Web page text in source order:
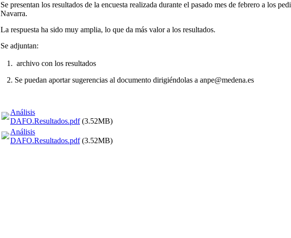
Se presentan los resultados de la encuesta realizada durante el pasado mes de febrero a los
Navarra.
La respuesta ha sido muy amplia, lo que da más valor a los resultados.
Se adjuntan:
archivo con los resultados
Se puedan aportar sugerencias al documento dirigiéndolas a anpe@medena.es
Análisis
DAFO.Resultados.pdf(3.52MB)
Análisis
DAFO.Resultados.pdf(3.52MB)